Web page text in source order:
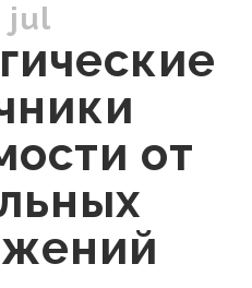
jul
от